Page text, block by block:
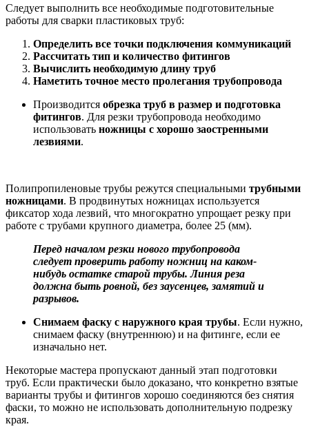
Следует выполнить все необходимые подготовительные
работы для сварки пластиковых труб:
Определить все точки подключения коммуникаций
Рассчитать тип и количество фитингов
Вычислить необходимую длину труб
Наметить точное место пролегания трубопровода
Производится обрезка труб в размер и подготовка
фитингов. Для резки трубопровода необходимо
использовать ножницы с хорошо заостренными
лезвиями.
Полипропиленовые трубы режутся специальными трубными
ножницами. В продвинутых ножницах используется
фиксатор хода лезвий, что многократно упрощает резку при
работе с трубами крупного диаметра, более 25 (мм).
Перед началом резки нового трубопровода
следует проверить работу ножниц на каком-
нибудь остатке старой трубы. Линия реза
должна быть ровной, без заусенцев, замятий и
разрывов.
Снимаем фаску с наружного края трубы. Если нужно,
снимаем фаску (внутреннюю) и на фитинге, если ее
изначально нет.
Некоторые мастера пропускают данный этап подготовки
труб. Если практически было доказано, что конкретно взятые
варианты трубы и фитингов хорошо соединяются без снятия
фаски, то можно не использовать дополнительную подрезку
края.